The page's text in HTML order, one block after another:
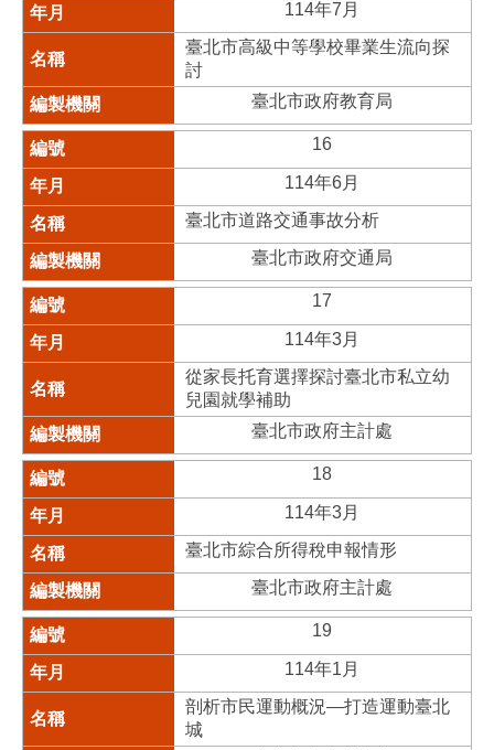
114年7月
臺北市高級中等學校畢業生流向探
討
臺北市政府教育局
16
114年6月
臺北市道路交通事故分析
臺北市政府交通局
17
114年3月
從家長托育選擇探討臺北市私立幼
兒園就學補助
臺北市政府主計處
18
114年3月
臺北市綜合所得稅申報情形
臺北市政府主計處
19
114年1月
剖析市民運動概況—打造運動臺北
城